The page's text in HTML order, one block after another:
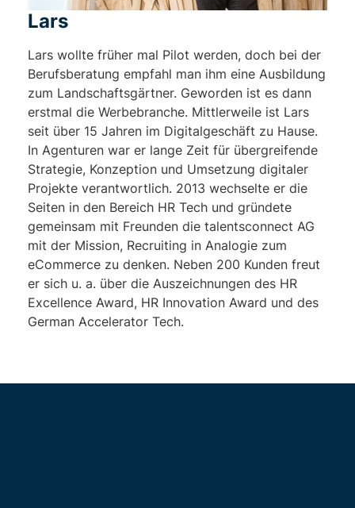
Lars
Lars wollte früher mal Pilot werden, doch bei der
Berufsberatung empfahl man ihm eine Ausbildung
zum Landschaftsgärtner. Geworden ist es dann
erstmal die Werbebranche. Mittlerweile ist Lars
seit über 15 Jahren im Digitalgeschäft zu Hause.
In Agenturen war er lange Zeit für übergreifende
Strategie, Konzeption und Umsetzung digitaler
Projekte verantwortlich. 2013 wechselte er die
Seiten in den Bereich HR Tech und gründete
gemeinsam mit Freunden die talentsconnect AG
mit der Mission, Recruiting in Analogie zum
eCommerce zu denken. Neben 200 Kunden freut
er sich u. a. über die Auszeichnungen des HR
Excellence Award, HR Innovation Award und des
German Accelerator Tech.